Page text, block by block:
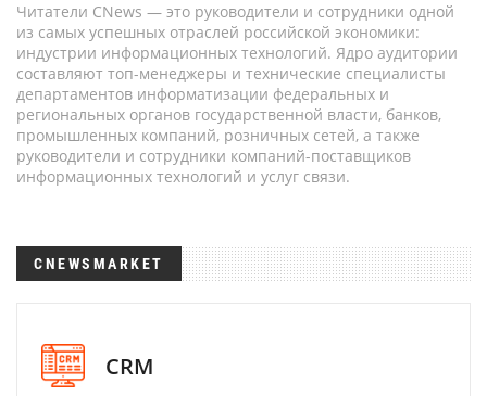
Читатели CNews — это руководители и сотрудники одной
из самых успешных отраслей российской экономики:
индустрии информационных технологий. Ядро аудитории
составляют топ-менеджеры и технические специалисты
департаментов информатизации федеральных и
региональных органов государственной власти, банков,
промышленных компаний, розничных сетей, а также
руководители и сотрудники компаний-поставщиков
информационных технологий и услуг связи.
CNEWSMARKET
CRM